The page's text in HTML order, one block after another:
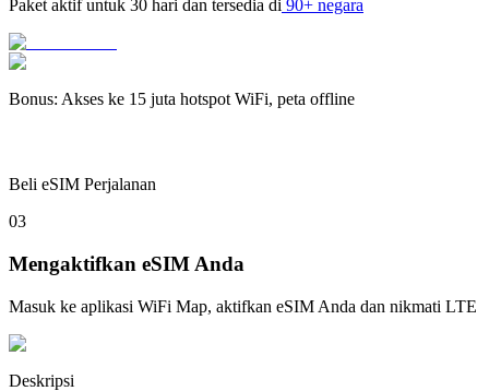
Paket aktif untuk 30 hari dan tersedia di 90+ negara
Bonus: Akses ke 15 juta hotspot WiFi, peta offline
Beli eSIM Perjalanan
03
Mengaktifkan eSIM Anda
Masuk ke aplikasi WiFi Map, aktifkan eSIM Anda dan nikmati LTE
Deskripsi